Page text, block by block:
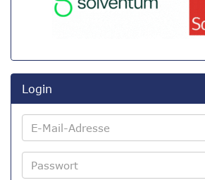
Login
E-
Mail-
Passwort